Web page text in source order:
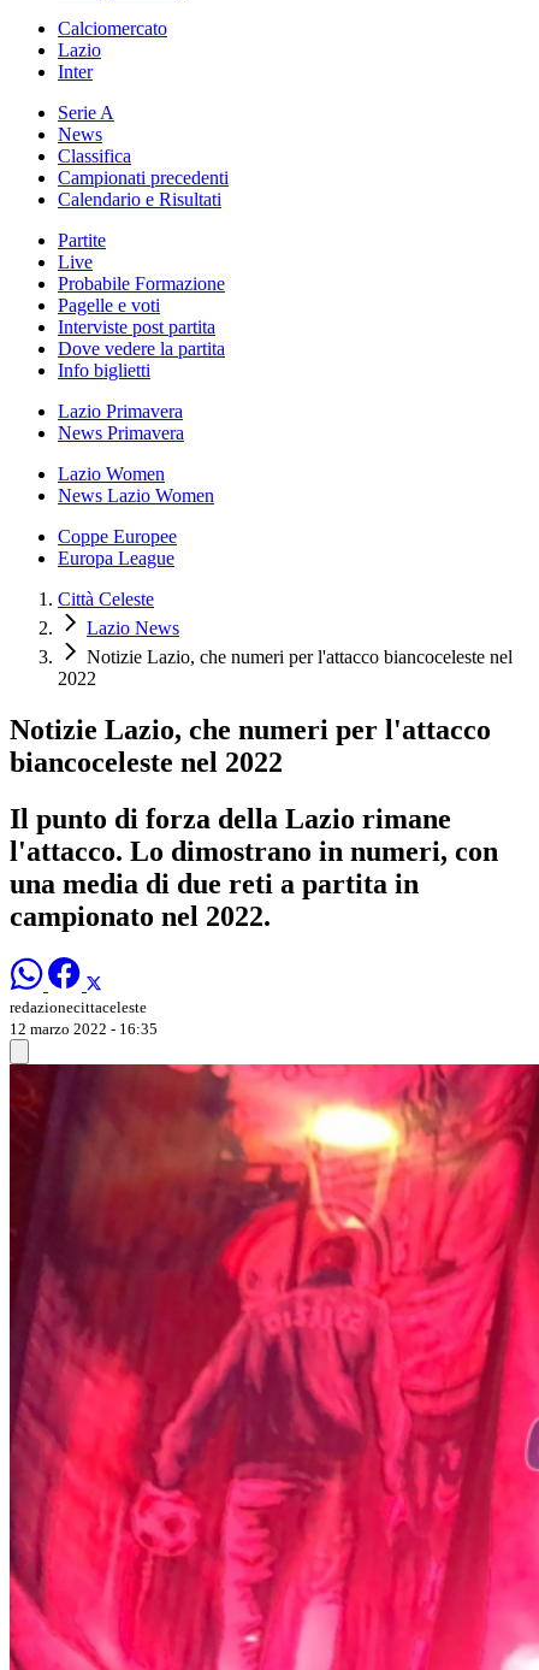
Calciomercato
Lazio
Inter
Serie A
News
Classifica
Campionati precedenti
Calendario e Risultati
Partite
Live
Probabile Formazione
Pagelle e voti
Interviste post partita
Dove vedere la partita
Info biglietti
Lazio Primavera
News Primavera
Lazio Women
News Lazio Women
Coppe Europee
Europa League
Città Celeste
Lazio News
Notizie Lazio, che numeri per l'attacco biancoceleste nel
2022
Notizie Lazio, che numeri per l'attacco
biancoceleste nel 2022
Il punto di forza della Lazio rimane
l'attacco. Lo dimostrano in numeri, con
una media di due reti a partita in
campionato nel 2022.
redazionecittaceleste
12 marzo 2022 - 16:35